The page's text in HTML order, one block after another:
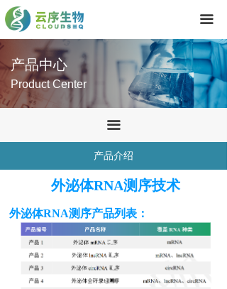
끀
首页
技术服务
产品中心
关于我们
联系我们
产品中心
Product Center
끀
产品介绍
外泌体RNA测序技术
外泌体RNA测序产品列表：